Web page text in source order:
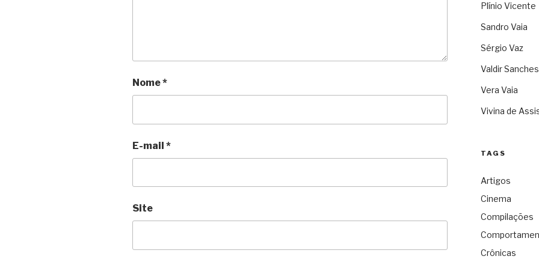
Nome*
E-mail *
Site
Plínio Vicente
Sandro Vaia
Sérgio Vaz
Valdir Sanches
Vera Vaia
Vivina de
TAGS
Artigos
Cinema
Compilações
Crônicas